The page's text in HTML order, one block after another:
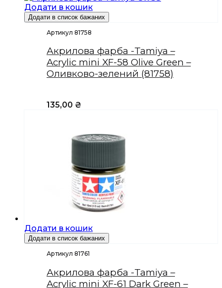
Додати в кошик
Додати в список бажаних
Артикул 81758
Акрилова фарба -Tamiya –
Acrylic mini XF-58 Olive Green –
Оливково-зелений (81758)
135,00 ₴
Додати в кошик
Додати в список бажаних
Артикул 81761
Акрилова фарба -Tamiya –
Acrylic mini XF-61 Dark Green –